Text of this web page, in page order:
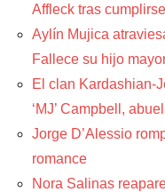
Affleck tras
Aylín Mujica
Fallece su hijo
El clan Kardashian-
‘MJ’ Campbell,
Jorge D’Alessio
romance
Nora Salinas